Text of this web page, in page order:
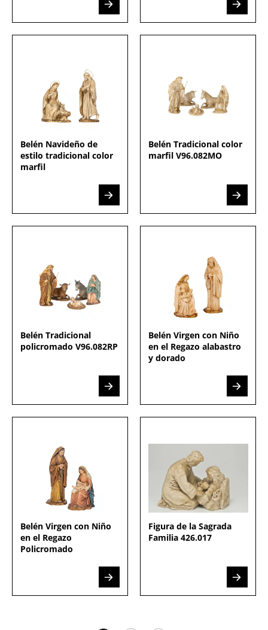
Belén Navideño de
estilo tradicional color
marfil
Belén Tradicional color
marfil V96.082MO
Belén Tradicional
policromado V96.082RP
Belén Virgen con Niño
en el Regazo alabastro
y dorado
Belén Virgen con Niño
en el Regazo
Policromado
Figura de la Sagrada
Familia 426.017